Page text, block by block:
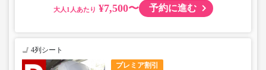
大人 ¥7,500〜 予約に進む
プレミア割引
4列シート